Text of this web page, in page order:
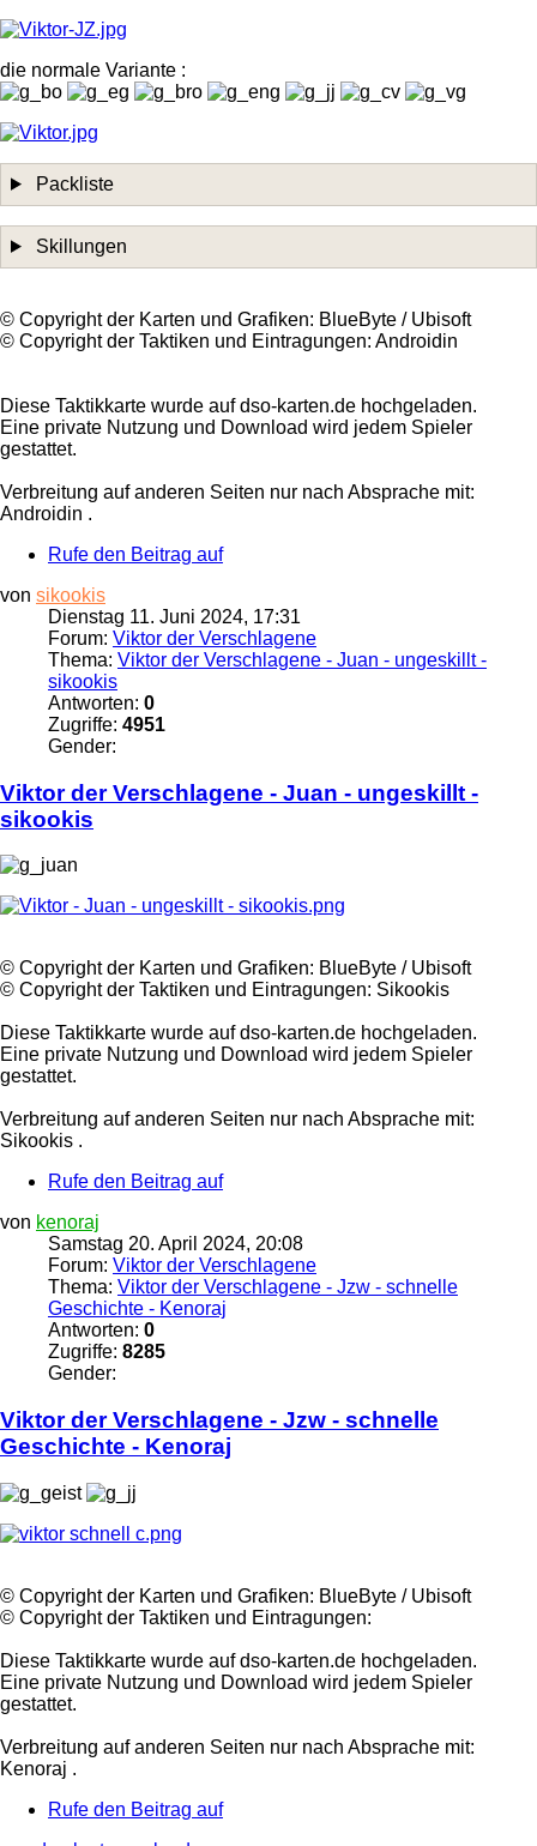
die normale Variante :
Packliste
Skillungen
©️ Copyright der Karten und Grafiken: BlueByte / Ubisoft
©️ Copyright der Taktiken und Eintragungen: Androidin
Diese Taktikkarte wurde auf dso-karten.de hochgeladen.
Eine private Nutzung und Download wird jedem Spieler
gestattet.
Verbreitung auf anderen Seiten nur nach Absprache mit:
Androidin .
Rufe den Beitrag auf
von sikookis
Dienstag 11. Juni 2024, 17:31
Forum: Viktor der Verschlagene
Thema: Viktor der Verschlagene - Juan - ungeskillt -
sikookis
Antworten: 0
Zugriffe: 4951
Gender:
ViktorderVerschlagene - Juan - ungeskillt -
sikookis
©️ Copyright der Karten und Grafiken: BlueByte / Ubisoft
©️ Copyright der Taktiken und Eintragungen: Sikookis
Diese Taktikkarte wurde auf dso-karten.de hochgeladen.
Eine private Nutzung und Download wird jedem Spieler
gestattet.
Verbreitung auf anderen Seiten nur nach Absprache mit:
Sikookis .
Rufe den Beitrag auf
von kenoraj
Samstag 20. April 2024, 20:08
Forum: Viktor der Verschlagene
Thema: Viktor der Verschlagene - Jzw - schnelle
Geschichte - Kenoraj
Antworten: 0
Zugriffe: 8285
Gender:
ViktorderVerschlagene - Jzw - schnelle
Geschichte - Kenoraj
©️ Copyright der Karten und Grafiken: BlueByte / Ubisoft
©️ Copyright der Taktiken und Eintragungen:
Diese Taktikkarte wurde auf dso-karten.de hochgeladen.
Eine private Nutzung und Download wird jedem Spieler
gestattet.
Verbreitung auf anderen Seiten nur nach Absprache mit:
Kenoraj .
Rufe den Beitrag auf